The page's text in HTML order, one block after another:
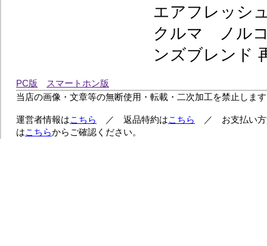
エアフレッ
クルマ ノル
ンズブレンド
PC版
スマートホン版
当店の画像・文章等の無断使用・転載・二次加工を禁止しま
運営者情報はこちら ／ 返品特約はこちら
／ お支払い方
はこちらからご確認ください。